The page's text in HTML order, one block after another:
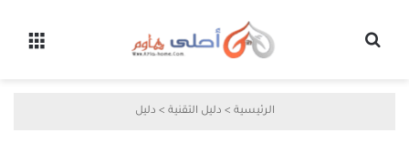
الرئيسية > دليل التقنية > دليل